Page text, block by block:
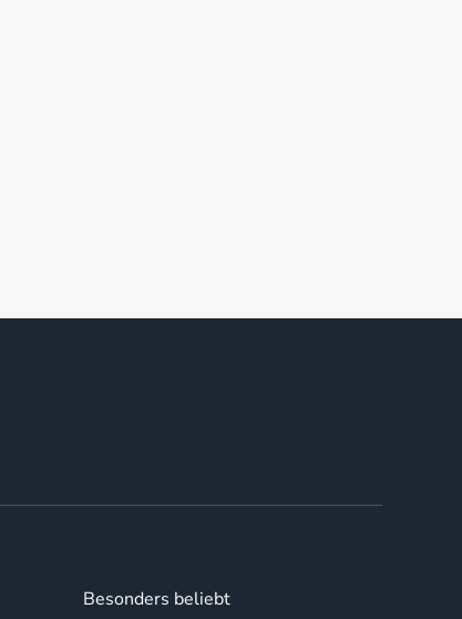
Besonders beliebt